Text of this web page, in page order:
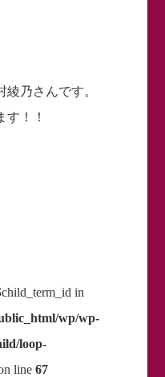
乃さんです。
！！
in
wp/wp-
loop-
line 67